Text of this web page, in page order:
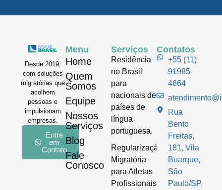
Desde 2019,
com soluções
migratórias que
acolhem
pessoas e
impulsionam
empresas.
Entre
em
Contato
Menu
Home
Quem
Somos
Equipe
Nossos
Serviços
Blog
Fale
Conosco
Serviços
Residência
no Brasil
para
nacionais de
países de
língua
portuguesa.
Regularização
Migratória
para Atletas
Profissionais
Contatos
+55 (11)
91985-
4664
Rua
Bento
Freitas,
181, Vila
Buarque,
São
Paulo/SP.